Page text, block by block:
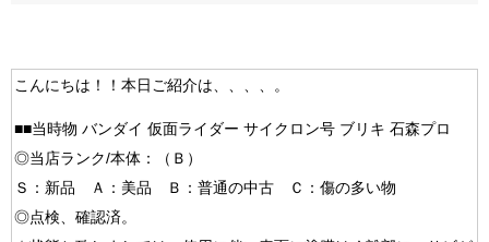
こんにちは！！本日ご紹介は、、、、。
■■当時物 バンダイ 仮面ライダー サイクロン号 ブリキ 石森プロ
◎当店ランク/本体：（Ｂ）
Ｓ：新品 Ａ：美品 Ｂ：普通の中古 Ｃ：傷の多い物
◎点検、確認済。